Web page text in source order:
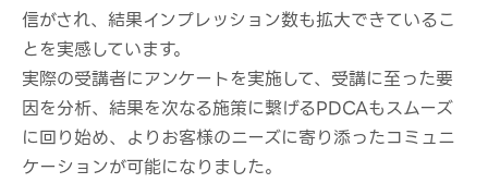
信がされ、結果インプレッション数も拡大できているこ
とを実感しています。
実際の受講者にアンケートを実施して、受講に至った要
因を分析、結果を次なる施策に繋げるPDCAもスムーズ
に回り始め、よりお客様のニーズに寄り添ったコミュニ
ケーションが可能になりました。